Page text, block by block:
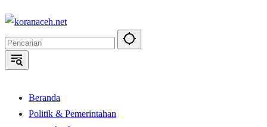
Langsung
konten
Beranda
Politik & Pemerintahan